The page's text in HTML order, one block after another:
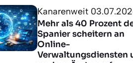
Kanarenweit
Mehr als 40 Prozent
Spanier scheitern an
Online-
Verwaltungsdiensten